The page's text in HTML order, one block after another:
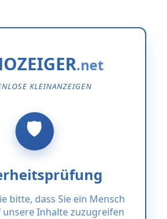
KLEINANZEIGEN
bitte, dass Sie ein Mensch
Inhalte zuzugreifen